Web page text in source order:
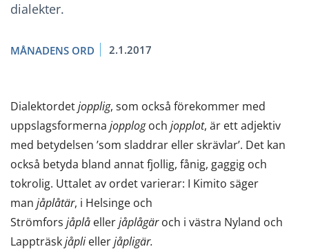
dialekter.
MÅNADENS ORD 2.1.2017
Dialektordetjopplig, som också förekommer med
uppslagsformerna jopplogoch jopplot, är ett adjektiv
med betydelsen ’som sladdrar eller skrävlar’. Det kan
också betyda bland annat fjollig, fånig, gaggig och
tokrolig. Uttalet av ordet varierar: I Kimito säger
man jåplåtär, i Helsinge och
Strömfors jåplå ellerjåplågäroch i västra Nyland och
Lappträskjåpli ellerjåpligär.